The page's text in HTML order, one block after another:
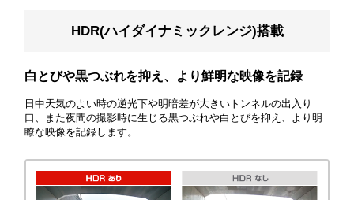
HDR(ハイダイナミックレンジ)搭載
白とびや黒つぶれを抑え、より鮮明な映像を記録
日中天気のよい時の逆光下や明暗差が大きいトンネルの出入り
口、また夜間の撮影時に生じる黒つぶれや白とびを抑え、より明
瞭な映像を記録します。